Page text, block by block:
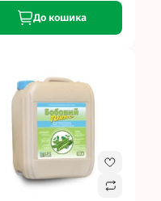
До кошика